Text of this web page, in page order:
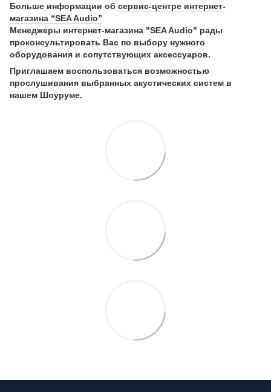
Больше информации об сервис-центре интернет-
магазина “SEA Audio”
Менеджеры интернет-магазина "SEA Audio" рады
проконсультировать Вас по выбору нужного
оборудования и сопутствующих аксессуаров.
Приглашаем воспользоваться возможностью
прослушивания выбранных акустических систем в
нашем Шоуруме.